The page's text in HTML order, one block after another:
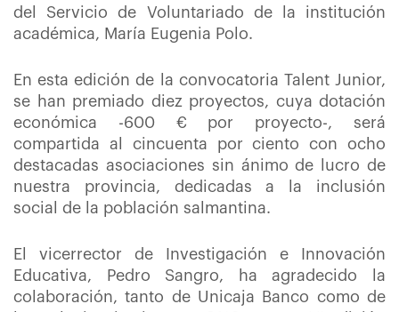
del Servicio de Voluntariado de la institución
académica, María Eugenia Polo.
En esta edición de la convocatoria Talent Junior,
se han premiado diez proyectos, cuya dotación
económica -600 € por proyecto-, será
compartida al cincuenta por ciento con ocho
destacadas asociaciones sin ánimo de lucro de
nuestra provincia, dedicadas a la inclusión
social de la población salmantina.
El vicerrector de Investigación e Innovación
Educativa, Pedro Sangro, ha agradecido la
colaboración, tanto de Unicaja Banco como de